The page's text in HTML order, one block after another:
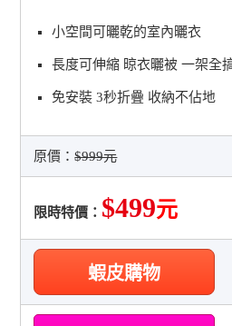
小空間可曬乾的室內曬衣
長度可伸縮 晾衣曬被 一架全
免安裝 3秒折疊 收納不佔地
原價：$999元
限時特價： $499元
蝦皮購物